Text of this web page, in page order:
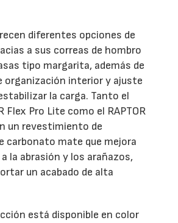
diferentes opciones de
a sus correas de hombro
tipo margarita, además de
organización interior y ajuste
la carga. Tanto el
Flex Pro Lite como el RAPTOR
un revestimiento de
carbonato mate que mejora
la abrasión y los arañazos,
un acabado de alta
está disponible en color